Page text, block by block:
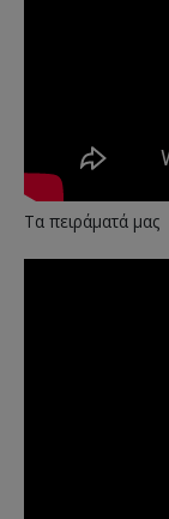
Τα πειράματά μας